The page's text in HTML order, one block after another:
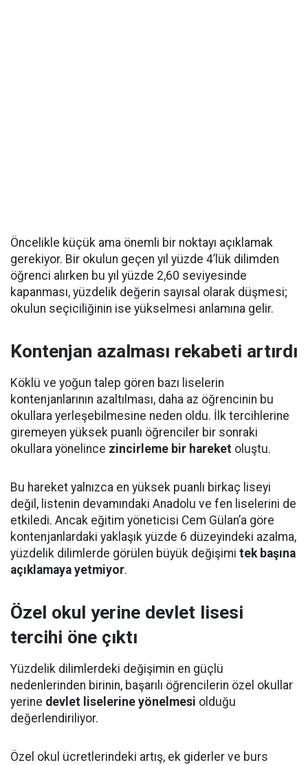
Öncelikle küçük ama önemli bir noktayı açıklamak
gerekiyor. Bir okulun geçen yıl yüzde 4’lük dilimden
öğrenci alırken bu yıl yüzde 2,60 seviyesinde
kapanması, yüzdelik değerin sayısal olarak düşmesi;
okulun seçiciliğinin ise yükselmesi anlamına gelir.
Kontenjan azalması rekabeti artırdı
Köklü ve yoğun talep gören bazı liselerin
kontenjanlarının azaltılması, daha az öğrencinin bu
okullara yerleşebilmesine neden oldu. İlk tercihlerine
giremeyen yüksek puanlı öğrenciler bir sonraki
okullara yönelince zincirleme bir hareket oluştu.
Bu hareket yalnızca en yüksek puanlı birkaç liseyi
değil, listenin devamındaki Anadolu ve fen liselerini de
etkiledi. Ancak eğitim yöneticisi Cem Gülan’a göre
kontenjanlardaki yaklaşık yüzde 6 düzeyindeki azalma,
yüzdelik dilimlerde görülen büyük değişimi tek başına
açıklamaya yetmiyor.
Özel okul yerine devlet lisesi
tercihi öne çıktı
Yüzdelik dilimlerdeki değişimin en güçlü
nedenlerinden birinin, başarılı öğrencilerin özel okullar
yerine devlet liselerine yönelmesi olduğu
değerlendiriliyor.
Özel okul ücretlerindeki artış, ek giderler ve burs